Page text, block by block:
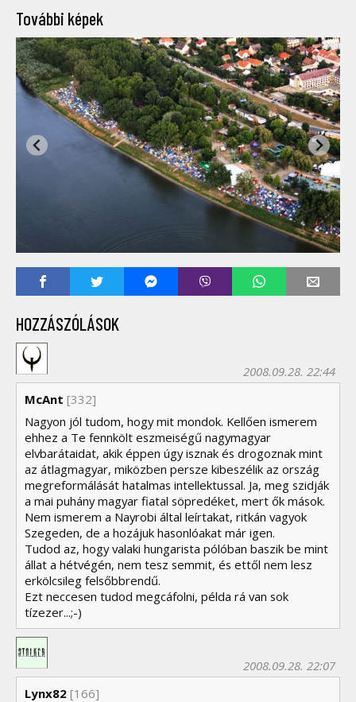
További képek
HOZZÁSZÓLÁSOK
McAnt
2008.09.28. 22:44
[332]
Nagyon jól tudom, hogy mit mondok. Kellően ismerem
ehhez a Te fennkölt eszmeiségű nagymagyar
elvbarátaidat, akik éppen úgy isznak és drogoznak mint
az átlagmagyar, miközben persze kibeszélik az ország
megreformálását hatalmas intellektussal. Ja, meg szidják
a mai puhány magyar fiatal söpredéket, mert ők mások.
Nem ismerem a Nayrobi által leírtakat, ritkán vagyok
Szegeden, de a hozájuk hasonlóakat már igen.
Tudod az, hogy valaki hungarista pólóban baszik be mint
állat a hétvégén, nem tesz semmit, és ettől nem lesz
erkölcsileg felsőbbrendű.
Ezt neccesen tudod megcáfolni, példa rá van sok
tízezer...;-)
Lynx82
2008.09.28. 22:07
[166]